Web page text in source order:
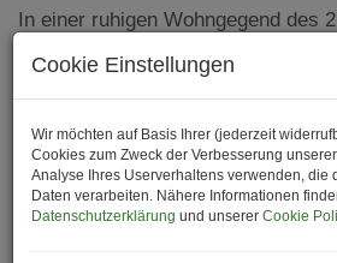
In einer ruhigen Wohngegend des
Katsushikastraße, entstehen vier
Einfamilienhäuser, die modernen
höchstem Niveau bieten.
Highlights:
5 Zimmerauf drei Ebenen
Cookie Einstellungen
Wir möchten auf Basis Ihrer (jederzeit
Cookies zum Zweck der Verbesserung
Analyse Ihres Userverhaltens verwenden, die
Daten verarbeiten. Nähere Informationen
Datenschutzerklärung und unserer Cookie